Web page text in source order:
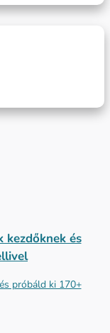
kezdőknek és
próbáld ki 170+